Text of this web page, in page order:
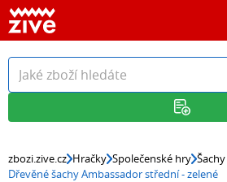
zbozi.zive.cz Hračky Společenské hry
Dřevěné šachy Ambassador střední - zelené